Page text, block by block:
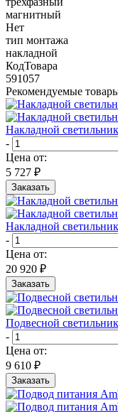
магнитный
Нет
тип монтажа
накладной
КодТовара
591057
Рекомендуемые
Накладной
-
Цена от:
5 727 ₽
Заказать
Накладной
-
Цена от:
20 920 ₽
Заказать
Подвесной
-
Цена от:
9 610 ₽
Заказать